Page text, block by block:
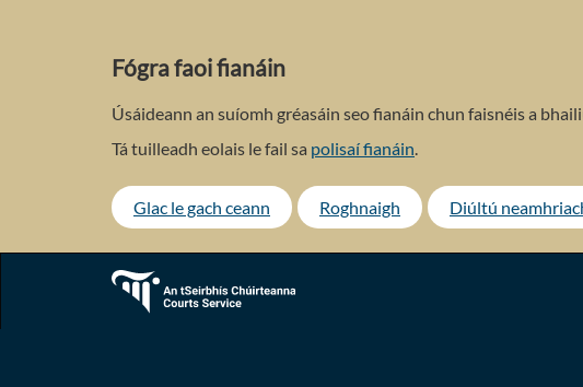
Fógra faoi fianáin
Úsáideann an suíomh gréasáin seo fianáin chun faisnéis a
Tá tuilleadh eolais le fail sa polisaí fianáin.
Glac le gach ceann Roghnaigh Diúltú